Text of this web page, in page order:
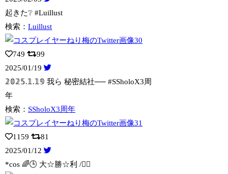
起きた❔ #Luillust
検索：Luillust
749
99
2025/01/19
𝟚𝟘𝟚𝟝.𝟙.𝟙𝟡 我ら 秘密結社── #SSholoX3周
年
検索： SSholoX3周年
1159
81
2025/01/12
*cos 🌈🕒 大☆勝☆利 /❤️‍🔥